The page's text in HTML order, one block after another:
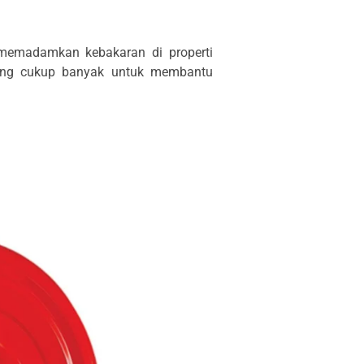
kebakaran di properti
cukup banyak untuk membantu